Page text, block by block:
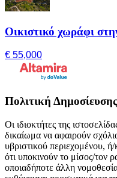
Οικιστικό χωράφι
€ 55,000
Πολιτική
Οι ιδιοκτήτες της
δικαίωμα να αφαιρούν
υβριστικού περιεχομένου,
ότι υποκινούν το μίσος/τον
οποιαδήποτε άλλη